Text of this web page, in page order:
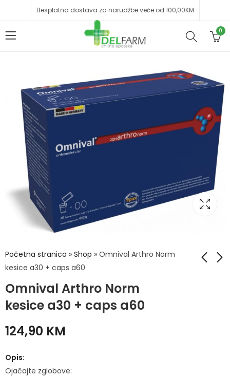
Besplatna dostava za narudžbe veće od 100,00KM
0
Početna stranica » Shop » Omnival Arthro Norm
kesice a30 + caps a60
Omnival Arthro Norm
kesice a30 + caps a60
124,90 KM
Opis:
Ojačajte zglobove: